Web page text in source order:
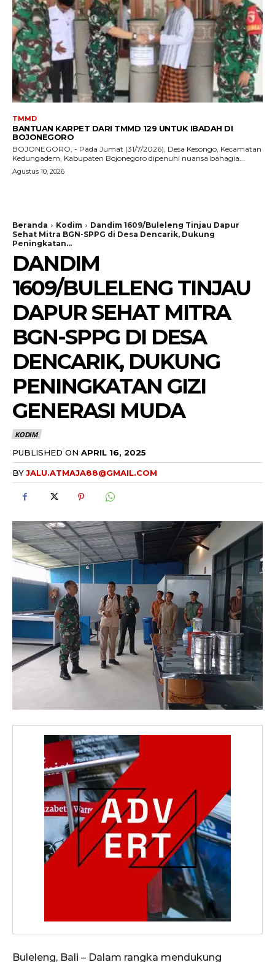
TMMD
BANTUAN KARPET DARI TMMD 129 UNTUK IBADAH DI
BOJONEGORO
BOJONEGORO, - Pada Jumat (31/7/2026), Desa Kesongo, Kecamatan
Kedungadem, Kabupaten Bojonegoro dipenuhi nuansa bahagia...
Agustus 10, 2026